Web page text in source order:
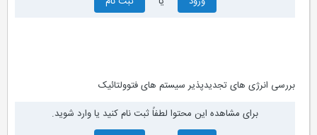
ﺑﺮرﺳﯽ اﻧﺮژی ﻫﺎی ﺗﺠﺪﯾﺪﭘﺬﯾﺮ ﺳﯿﺴﺘﻢ ﻫﺎی ﻓﺘﻮوﻟﺘﺎﺋﯿﮏ
برای مشاهده این محتوا لطفاً ثبت نام کنید یا وارد شوید.